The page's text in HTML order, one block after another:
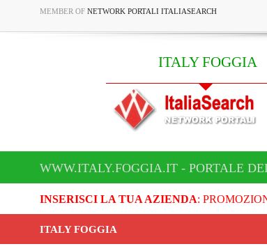
MEMBER OF NETWORK PORTALI ITALIASEARCH
ITALY FOGGIA
WWW.ITALY.FOGGIA.IT - PORTALE
INSERISCI LA TUA AZIENDA:
ITALY FOGGIA